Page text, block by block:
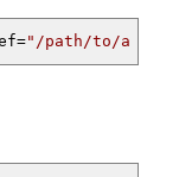
="/path/to/apple-